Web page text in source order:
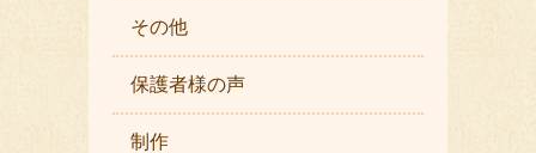
その他
保護者様の声
制作